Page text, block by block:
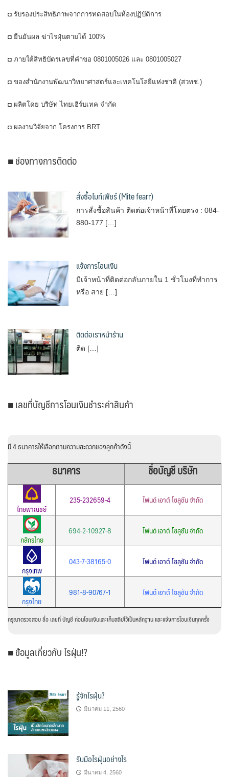
◘ รับรองประสิทธิภาพจากการทดสอบในห้องปฏิบัติการ
◘ ยืนยันผล ฆ่าไรฝุ่นตายได้ 100%
◘ ภายใต้สิทธิบัตรเลขที่คำขอ 0801005026 และ 0801005027
◘ ของสำนักงานพัฒนาวิทยาศาสตร์และเทคโนโลยีแห่งชาติ (สวทช.)
◘ ผลิตโดย บริษัท ไทยเฮิร์บเทค จำกัด
◘ ผลงานวิจัยจาก โครงการ BRT
■ ช่องทางการติดต่อ
สั่งซื้อไมท์เฟียร์ (Mite fearr)
การสั่งซื้อสินค้า ติดต่อเจ้าหน้าที่โดยตรง : 084-
880-177 […]
แจ้งการโอนเงิน
มีเจ้าหน้าที่ติดต่อกลับภายใน 1 ชั่วโมงที่ทำการ
หรือ สาย […]
ติดต่อเราหน้าร้าน
ติด […]
■ เลขที่บัญชีการโอนเงินชำระค่าสินค้า
มี 4 ธนาคารให้เลือกตามความสะดวกของลูกค้าดังนี้
ธนาคาร ชื่อบัญชี บริษัท
ไทยพาณิชย์
235-232659-4 ไฟนด์ เอาต์ โซลูชัน จำกัด
กสิกรไทย
694-2-10927-8 ไฟนด์ เอาต์ โซลูชัน จำกัด
กรุงเทพ
043-7-38165-0 ไฟนด์ เอาต์ โซลูชัน จำกัด
กรุงไทย
981-8-90767-1 ไฟนด์ เอาต์ โซลูชัน จำกัด
กรุณาตรวจสอบ ชื่อ เลขที่ บัญชี ก่อนโอนเงินและเก็บสลิปไว้เป็นหลักฐาน และแจ้งการโอนเงินทุกครั้ง
■ ข้อมูลเกี่ยวกับ ไรฝุ่น!?
รู้จักไรฝุ่น?
มีนาคม 11, 2560
รับมือไรฝุ่นอย่างไร
มีนาคม 4, 2560